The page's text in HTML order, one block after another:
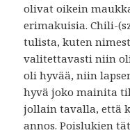
olivat oikein
erimakuisia. Chili-
tulista, kuten
valitettavasti niin
oli hyvää, niin
hyvä joko mainita
jollain tavalla, että
annos. Poislukien